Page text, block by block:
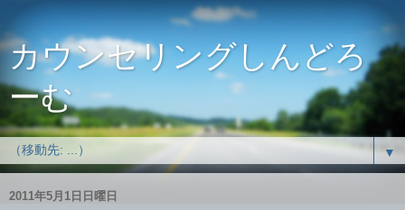
カウンセリングしんどろ
ーむ
▼
2011年5月1日日曜日